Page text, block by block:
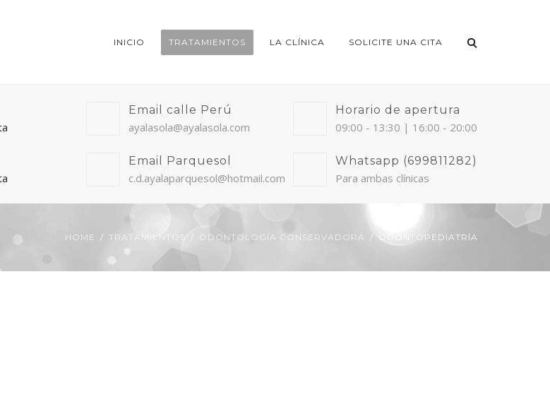
INICIO TRATAMIENTOS LA CLÍNICA SOLICITE UNA CITA
Email calle Perú
ayalasola@ayalasola.com
Horario de apertura
09:00 - 13:30 | 16:00 - 20:00
Email Parquesol
c.d.ayalaparquesol@hotmail.com
Whatsapp (699811282)
Para ambas clínicas
HOME TRATAMIENTOS ODONTOLOGÍA CONSERVADORA ODONTOPEDIATRÍA